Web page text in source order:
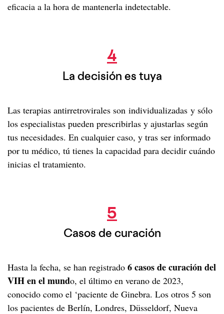
eficacia a la hora de mantenerla indetectable.
4
La decisión es tuya
Las terapias antirretrovirales son individualizadas y sólo
los especialistas pueden prescribirlas y ajustarlas según
tus necesidades. En cualquier caso, y tras ser informado
por tu médico, tú tienes la capacidad para decidir cuándo
inicias el tratamiento.
5
Casos de curación
Hasta la fecha, se han registrado 6 casos de curación del
VIH en el mundo, el último en verano de 2023,
conocido como el ‘paciente de Ginebra. Los otros 5 son
los pacientes de Berlín, Londres, Düsseldorf, Nueva